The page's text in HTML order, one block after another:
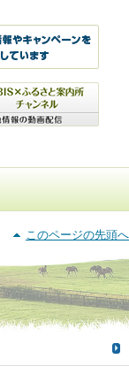
このページの先頭へ